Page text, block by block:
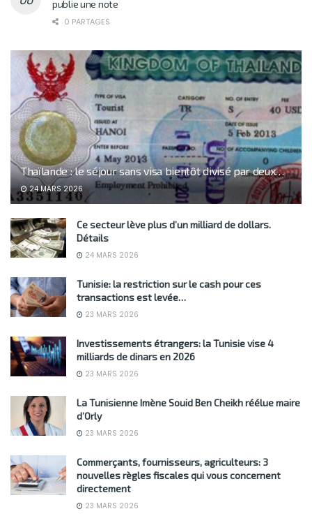
publie une note
0 PARTAGES
Thaïlande : le séjour sans visa bientôt divisé par deux…
24 MARS 2026
Ce secteur lève plus d’un milliard de dollars.
Détails
24 MARS 2026
Tunisie: la restriction sur le cash pour ces
transactions est levée…
23 MARS 2026
Investissements étrangers: la Tunisie vise 4
milliards de dinars en 2026
23 MARS 2026
La Tunisienne Imène Souid Ben Cheikh réélue maire
d’Orly
23 MARS 2026
Commerçants, fournisseurs, agriculteurs: 3
nouvelles règles fiscales qui vous concernent
directement
23 MARS 2026